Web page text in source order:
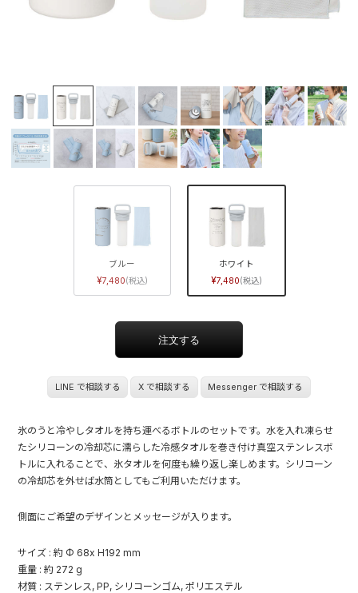
ブルー
7,480
ホワイト
7,480
LINE で相談する X で相談する Messenger で相談する
氷のうと冷やしタオルを持ち運べるボトルのセットです。水を入れ凍らせ
たシリコーンの冷却芯に濡らした冷感タオルを巻き付け真空ステンレスボ
トルに入れることで、氷タオルを何度も繰り返し楽しめます。シリコーン
の冷却芯を外せば水筒としてもご利用いただけます。
側面にご希望のデザインとメッセージが入ります。
サイズ : 約 Φ 68x H192 mm
重量 : 約 272 g
材質 : ステンレス, PP, シリコーンゴム, ポリエステル